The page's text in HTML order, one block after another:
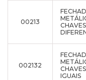
00213
CHAVES
002132
CHAVES
IGUAIS